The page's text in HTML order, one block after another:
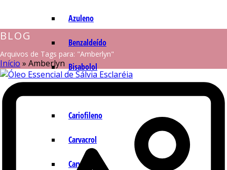
Azuleno
Benzaldeído
Bisabolol
Cariofileno
Carvacrol
Carvona
BLOG
Arquivos de Tags para: "Amberlyn"
Início » Amberlyn